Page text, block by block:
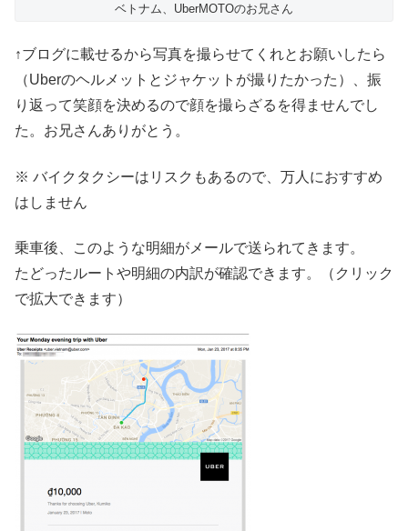
ベトナム、UberMOTOのお兄さん
↑ブログに載せるから写真を撮らせてくれとお願いしたら
（Uberのヘルメットとジャケットが撮りたかった）、振
り返って笑顔を決めるので顔を撮らざるを得ませんでし
た。お兄さんありがとう。
※ バイクタクシーはリスクもあるので、万人におすすめ
はしません
乗車後、このような明細がメールで送られてきます。
たどったルートや明細の内訳が確認できます。（クリック
で拡大できます）